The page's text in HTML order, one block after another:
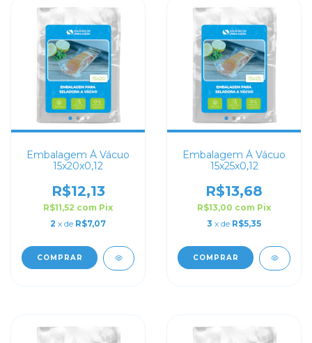
Embalagem Á Vácuo
15x20x0,12
R$12,13
R$11,52 com Pix
2 x de R$7,07
COMPRAR
Embalagem Á Vácuo
15x25x0,12
R$13,68
R$13,00 com Pix
3 x de R$5,35
COMPRAR